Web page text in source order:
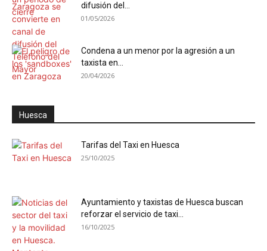
difusión del...
01/05/2026
Condena a un menor por la agresión a un
taxista en...
20/04/2026
Huesca
Tarifas del Taxi en Huesca
25/10/2025
Ayuntamiento y taxistas de Huesca buscan
reforzar el servicio de taxi...
16/10/2025